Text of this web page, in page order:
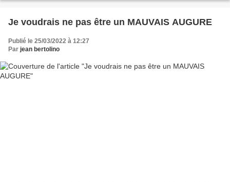
Je voudrais ne pas être un MAUVAIS AUGURE
Publié le 25/03/2022 à 12:27
Par jean bertolino